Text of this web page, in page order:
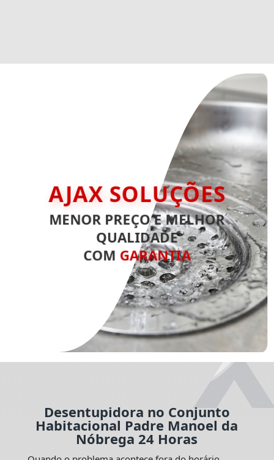
AJAX SOLUÇÕES
MENOR PREÇO E MELHOR
QUALIDADE
COM GARANTIA
Desentupidora no Conjunto
Habitacional Padre Manoel da
Nóbrega 24 Horas